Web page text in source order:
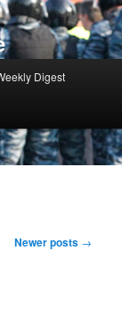
Digest
Newer posts →